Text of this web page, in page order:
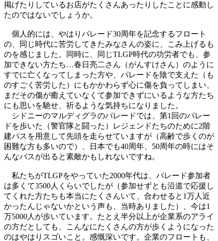
掲げたりしているお店がたくさんあったりしたことに感動し
たのではないでしょうか。
個人的には、やはりパレード30周年を記念するフロート
の、同じ時代に苦労してきたみなさんの姿に、こみ上げるも
のを感じました。同時に、同じTLGP時代の功労者でも、参
加できない方たち…春日亮二さん（がんすけさん）のように
すでに亡くなってしまった方や、パレードを陰で支えた（も
のすごく苦労した）にもかかわらず心に傷を負ってしまい、
まだその傷が癒えていなくて参加できずにいるような方たち
にも思いを馳せ、祈るような気持ちになりました。
シドニーのマルディグラのパレードでは、第1回のパレー
ドを歩いた（警官隊と闘った）レジェンドたちのために2階
建バスを用意して先頭を走らせていますが（高齢で歩くのが
困難な方も多いので）、日本でも40周年、50周年の時にはそ
んなバスが出ると素敵かもしれないですね。
私たちがTLGPをやっていた2000年代は、パレード参加者
は多くて3500人くらいでしたが（参加せずとも沿道で応援し
てくれた方たちも本当にたくさんいて、合わせると1万人近
かったんじゃないかという声も、当時ありました）、今は1
万5000人が歩いています。たとえ半分以上が企業系のアライ
の方だとしても、こんなにたくさんの方が歩くようになった
のはやはりスゴいこと。感慨深いです。企業のフロートも、